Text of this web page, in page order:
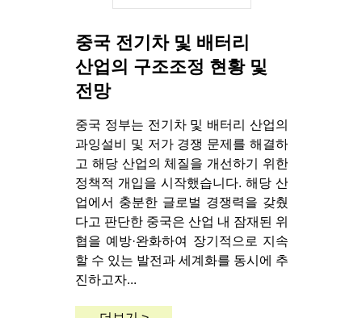
중국 전기차 및 배터리
산업의 구조조정 현황 및
전망
중국 정부는 전기차 및 배터리 산업의
과잉설비 및 저가 경쟁 문제를 해결하
고 해당 산업의 체질을 개선하기 위한
정책적 개입을 시작했습니다. 해당 산
업에서 충분한 글로벌 경쟁력을 갖췄
다고 판단한 중국은 산업 내 잠재된 위
협을 예방·완화하여 장기적으로 지속
할 수 있는 발전과 세계화를 동시에 추
진하고자...